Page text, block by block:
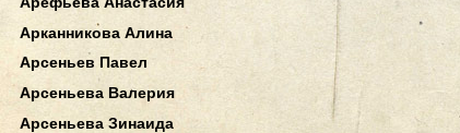
Арканникова Алина
Арсеньев Павел
Арсеньева Валерия
Арсеньева Зинаида